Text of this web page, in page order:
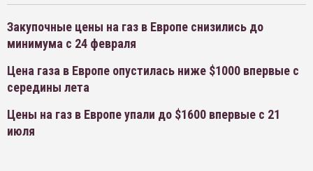
Закупочные цены на газ в Европе снизились до
минимума с 24 февраля
Цена газа в Европе опустилась ниже $1000 впервые с
середины лета
Цены на газ в Европе упали до $1600 впервые с 21
июля